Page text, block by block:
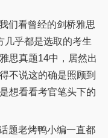
们看曾经的剑桥雅思
几乎都是选取的考生
思真题14中，居然出
不说这的确是照顾到
想看看考官笔头下的
题老烤鸭小编一直都